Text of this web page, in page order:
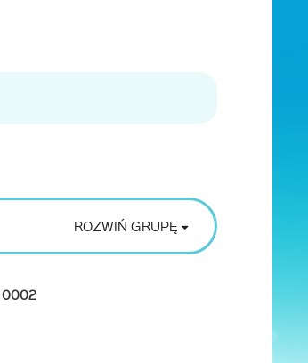
ROZWIŃ GRUPĘ
0002